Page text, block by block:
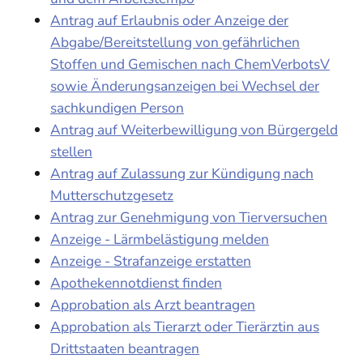
Antrag auf Erlaubnis oder Anzeige der
Abgabe/Bereitstellung von gefährlichen
Stoffen und Gemischen nach ChemVerbotsV
sowie Änderungsanzeigen bei Wechsel der
sachkundigen Person
Antrag auf Weiterbewilligung von Bürgergeld
stellen
Antrag auf Zulassung zur Kündigung nach
Mutterschutzgesetz
Antrag zur Genehmigung von Tierversuchen
Anzeige - Lärmbelästigung melden
Anzeige - Strafanzeige erstatten
Apothekennotdienst finden
Approbation als Arzt beantragen
Approbation als Tierarzt oder Tierärztin aus
Drittstaaten beantragen